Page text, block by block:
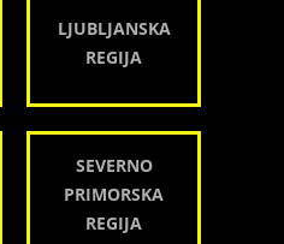
LJUBLJANSKA
REGIJA
SEVERNO
PRIMORSKA
REGIJA